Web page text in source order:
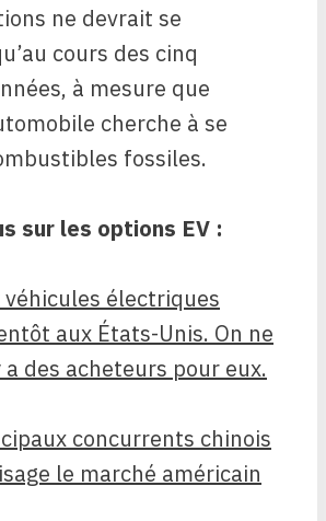
ne devrait se
cours des cinq
à mesure que
cherche à se
fossiles.
sur les options EV :
véhicules électriques
aux États-Unis. On ne
a des acheteurs pour eux.
concurrents chinois
le marché américain